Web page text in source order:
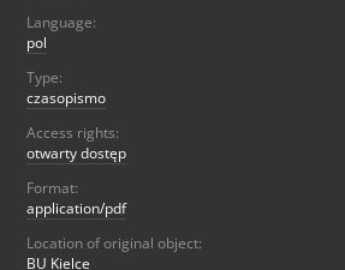
Language:
pol
Type:
czasopismo
Access rights:
otwarty dostęp
Format:
application/pdf
Location of original object:
BU Kielce